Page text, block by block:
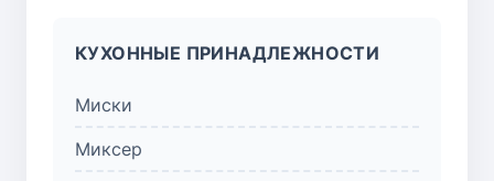
КУХОННЫЕ ПРИНАДЛЕЖНОСТИ
Миски
Миксер